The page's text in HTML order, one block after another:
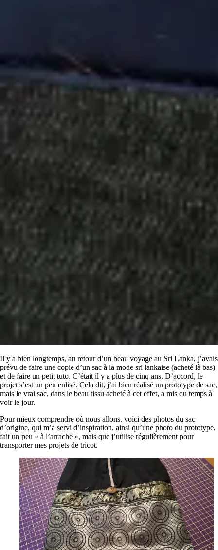
Il y a bien longtemps, au retour d’un beau voyage au Sri Lanka, j’avais
prévu de faire une copie d’un sac à la mode sri lankaise (acheté là bas)
et de faire un petit tuto. C’était il y a plus de cinq ans. D’accord, le
projet s’est un peu enlisé. Cela dit, j’ai bien réalisé un prototype de sac,
mais le vrai sac, dans le beau tissu acheté à cet effet, a mis du temps à
voir le jour.
Pour mieux comprendre où nous allons, voici des photos du sac
d’origine, qui m’a servi d’inspiration, ainsi qu’une photo du prototype,
fait un peu « à l’arrache », mais que j’utilise régulièrement pour
transporter mes projets de tricot.